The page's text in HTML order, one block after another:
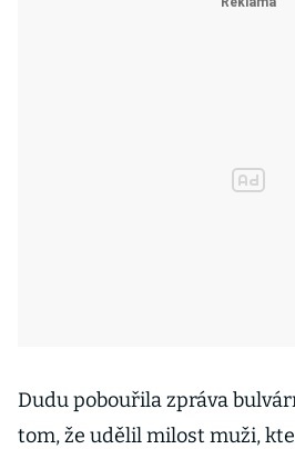
Dudu pobouřila zpráva
tom, že udělil milost muži,